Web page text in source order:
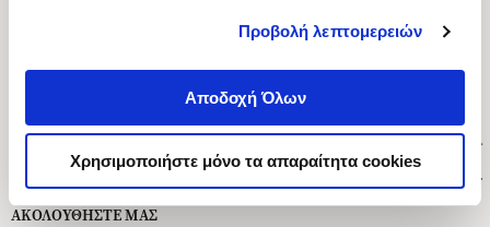
Προβολή λεπτομερειών
Αποδοχή Όλων
Χρησιμοποιήστε μόνο τα απαραίτητα cookies
Ασκληπιού 1-3, Αθήνα 106 79
Δευτέρα - Παρασκευή 09:00-21:00
Εξυπηρέτηση Πελατών
ΑΚΟΛΟΥΘΗΣΤΕ ΜΑΣ